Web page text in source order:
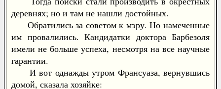
деревнях; но и там не нашли достойных.
Обратились за советом к мэру. Но намеченные
им провалились. Кандидатки доктора Барбезоля
имели не больше успеха, несмотря на все научные
гарантии.
И вот однажды утром Франсуаза, вернувшись
домой, сказала хозяйке: